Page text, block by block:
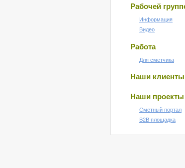
Рабочей
Информация
Видео
Работа
Для сметчика
Наши клиенты
Наши проекты
Сметный портал
B2B площадка